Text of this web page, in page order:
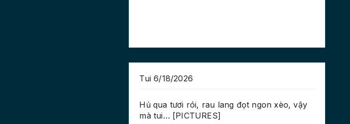
Tui 6/18/2026
Hủ qua tươi rói, rau lang đọt ngon xèo, vậy
mà tui… [PICTURES]